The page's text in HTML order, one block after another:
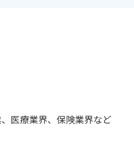
医療業界、保険業界など